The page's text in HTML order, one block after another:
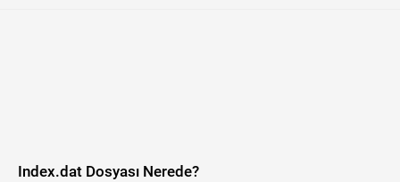
Index.dat Dosyası Nerede?